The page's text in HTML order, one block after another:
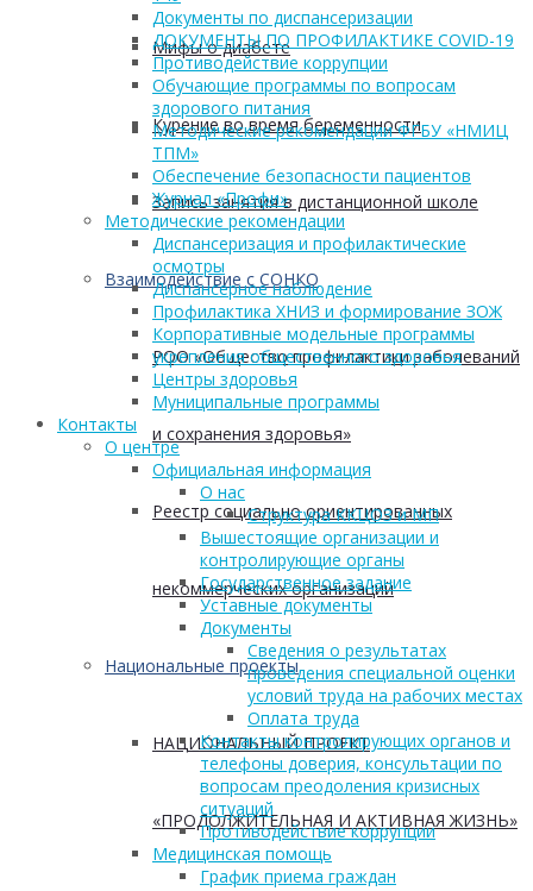
Мифы о диабете
Курение во время беременности
Запись занятия в дистанционной школе
Взаимодействие с СОНКО
РОО «Общество профилактики заболеваний
и сохранения здоровья»
Реестр социально ориентированных
некоммерческих организаций
Национальные проекты
НАЦИОНАЛЬНЫЙ ПРОЕКТ
«ПРОДОЛЖИТЕЛЬНАЯ И АКТИВНАЯ ЖИЗНЬ»
Документы по диспансеризации
ДОКУМЕНТЫ ПО ПРОФИЛАКТИКЕ COVID-19
Противодействие коррупции
Обучающие программы по вопросам
здорового питания
Методические рекомендации ФГБУ «НМИЦ
ТПМ»
Обеспечение безопасности пациентов
Журнал «Профи»
Методические рекомендации
Диспансеризация и профилактические
осмотры
Диспансерное наблюдение
Профилактика ХНИЗ и формирование ЗОЖ
Корпоративные модельные программы
укрепления общественного здоровья
Центры здоровья
Муниципальные программы
Контакты
О центре
Официальная информация
О нас
Структура ККЦОЗ и МП
Вышестоящие организации и
контролирующие органы
Государственное задание
Уставные документы
Документы
Сведения о результатах
проведения специальной оценки
условий труда на рабочих местах
Оплата труда
Контакты контролирующих органов и
телефоны доверия, консультации по
вопросам преодоления кризисных
ситуаций
Противодействие коррупции
Медицинская помощь
График приема граждан